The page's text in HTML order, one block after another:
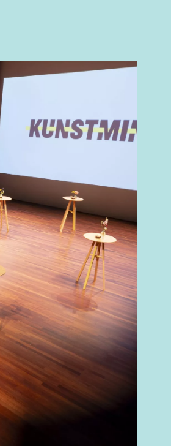
Skip navigatie